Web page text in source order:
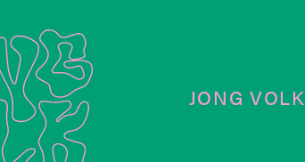
JONG VOLK